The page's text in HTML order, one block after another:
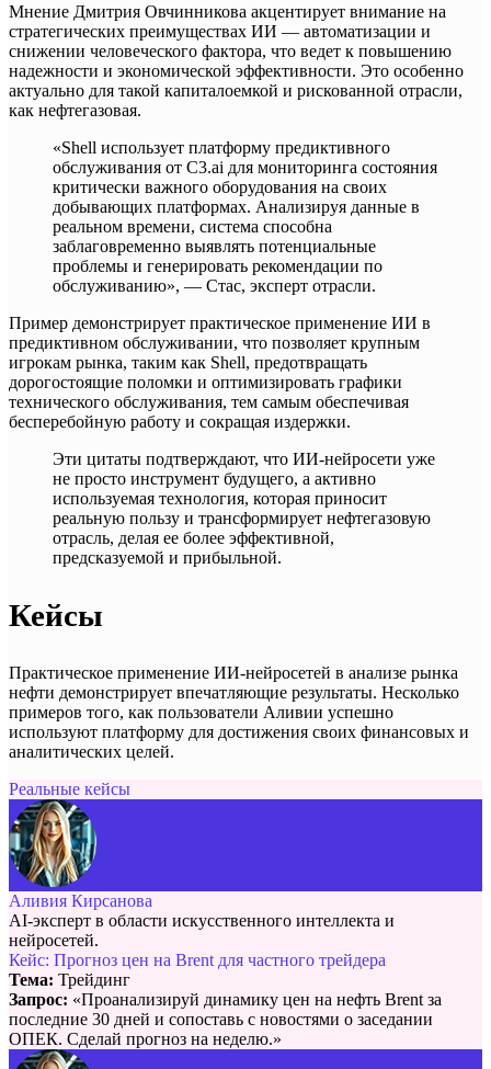
Мнение Дмитрия Овчинникова акцентирует внимание на
стратегических преимуществах ИИ — автоматизации и
снижении человеческого фактора, что ведет к повышению
надежности и экономической эффективности. Это особенно
актуально для такой капиталоемкой и рискованной отрасли,
как нефтегазовая.
«Shell использует платформу предиктивного
обслуживания от C3.ai для мониторинга состояния
критически важного оборудования на своих
добывающих платформах. Анализируя данные в
реальном времени, система способна
заблаговременно выявлять потенциальные
проблемы и генерировать рекомендации по
обслуживанию», — Стас, эксперт отрасли.
Пример демонстрирует практическое применение ИИ в
предиктивном обслуживании, что позволяет крупным
игрокам рынка, таким как Shell, предотвращать
дорогостоящие поломки и оптимизировать графики
технического обслуживания, тем самым обеспечивая
бесперебойную работу и сокращая издержки.
Эти цитаты подтверждают, что ИИ-нейросети уже
не просто инструмент будущего, а активно
используемая технология, которая приносит
реальную пользу и трансформирует нефтегазовую
отрасль, делая ее более эффективной,
предсказуемой и прибыльной.
Кейсы
Практическое применение ИИ-нейросетей в анализе рынка
нефти демонстрирует впечатляющие результаты. Несколько
примеров того, как пользователи Аливии успешно
используют платформу для достижения своих финансовых и
аналитических целей.
Реальные кейсы
Аливия Кирсанова
AI-эксперт в области искусственного интеллекта и
нейросетей.
Кейс: Прогноз цен на Brent для частного трейдера
Тема: Трейдинг
Запрос: «Проанализируй динамику цен на нефть Brent за
последние 30 дней и сопоставь с новостями о заседании
ОПЕК. Сделай прогноз на неделю.»